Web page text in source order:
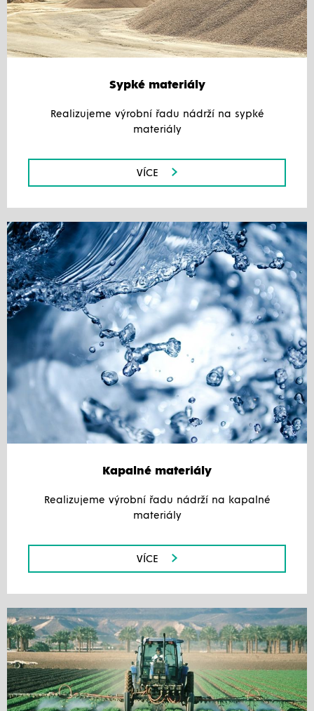
Sypké materiály
Realizujeme výrobní řadu nádrží na sypké
materiály
VÍCE
Kapalné materiály
Realizujeme výrobní řadu nádrží na kapalné
materiály
VÍCE